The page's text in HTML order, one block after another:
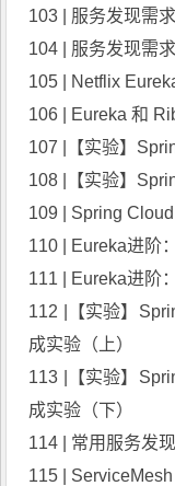
103 | 服务发现需
104 | 服务发现需
105 | Netflix
106 | Eureka 和
107 |【实验】
108 |【实验】
109 | Spring
110 | Eureka进阶
111 | Eureka进阶
112 |【实验】
成实验（上）
113 |【实验】
成实验（下）
114 | 常用服务发
115 |